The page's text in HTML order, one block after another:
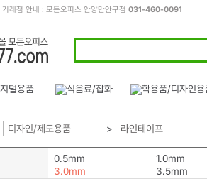
거래점 안내 : 모든오피스 안양만안구점 031-460-0091
디자인/제도용품 > 라인테이프
0.5mm
1.0mm
3.0mm
3.5mm